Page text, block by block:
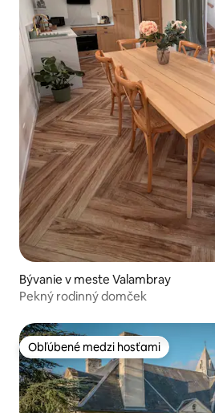
Bývanie v meste Valambray
Pekný rodinný domček
Obľúbené medzi hosťami
Obľúbené medzi hosťami